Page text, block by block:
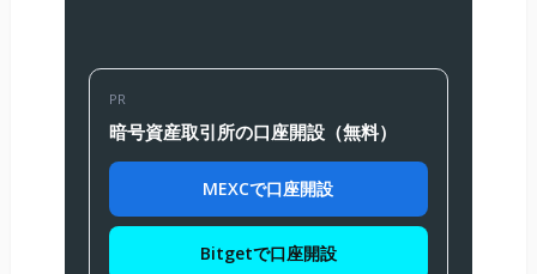
PR
暗号資産取引所の口座開設（無料）
MEXCで口座開設
Bitgetで口座開設